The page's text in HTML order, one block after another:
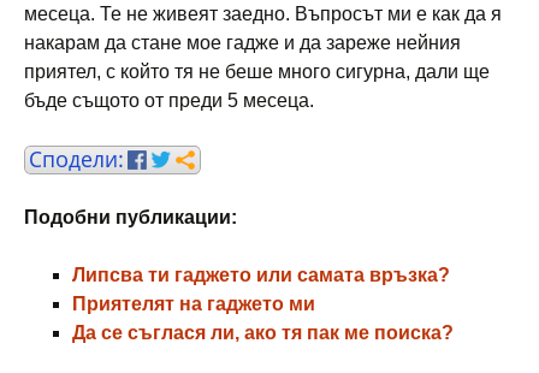
месеца. Те не живеят заедно. Въпросът ми е как да я
накарам да стане мое гадже и да зареже нейния
приятел, с който тя не беше много сигурна, дали ще
бъде същото от преди 5 месеца.
Подобни публикации:
Липсва ти гаджето или самата връзка?
Приятелят на гаджето ми
Да се съглася ли, ако тя пак ме поиска?